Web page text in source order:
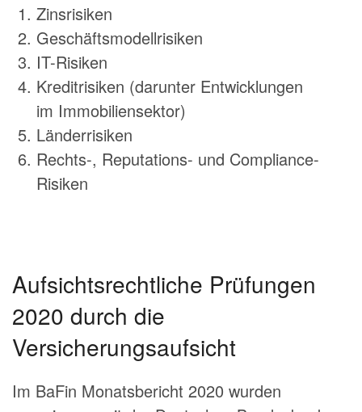
Zinsrisiken
Geschäftsmodellrisiken
IT-Risiken
Kreditrisiken (darunter Entwicklungen
im Immobiliensektor)
Länderrisiken
Rechts-, Reputations- und Compliance-
Risiken
Aufsichtsrechtliche Prüfungen
2020 durch die
Versicherungsaufsicht
Im BaFin Monatsbericht 2020 wurden